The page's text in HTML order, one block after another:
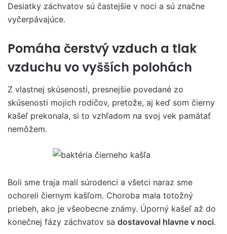
Desiatky záchvatov sú častejšie v noci a sú značne
vyčerpávajúce.
Pomáha čerstvý vzduch a tlak
vzduchu vo vyšších polohách
Z vlastnej skúsenosti, presnejšie povedané zo
skúsenosti mojich rodičov, pretože, aj keď som čierny
kašeľ prekonala, si to vzhľadom na svoj vek pamätať
nemôžem.
Boli sme traja malí súrodenci a všetci naraz sme
ochoreli čiernym kašľom. Choroba mala totožný
priebeh, ako je všeobecne známy. Úporný kašeľ až do
konečnej fázy záchvatov sa dostavoval hlavne v noci.